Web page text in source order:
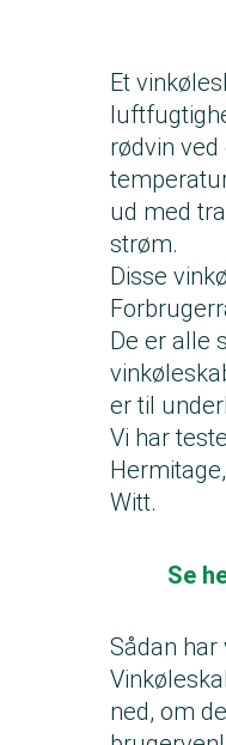
Et
rødvin
ud med
strøm.
Disse
De er alle
er til
Vi har
Witt.
Se
Sådan har
ned, om